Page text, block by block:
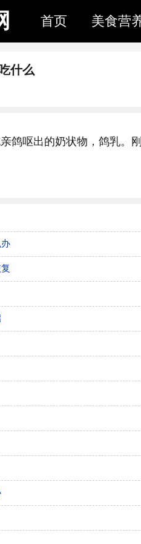
首页 美食营
什么
鸽呕出的奶状物，鸽乳。